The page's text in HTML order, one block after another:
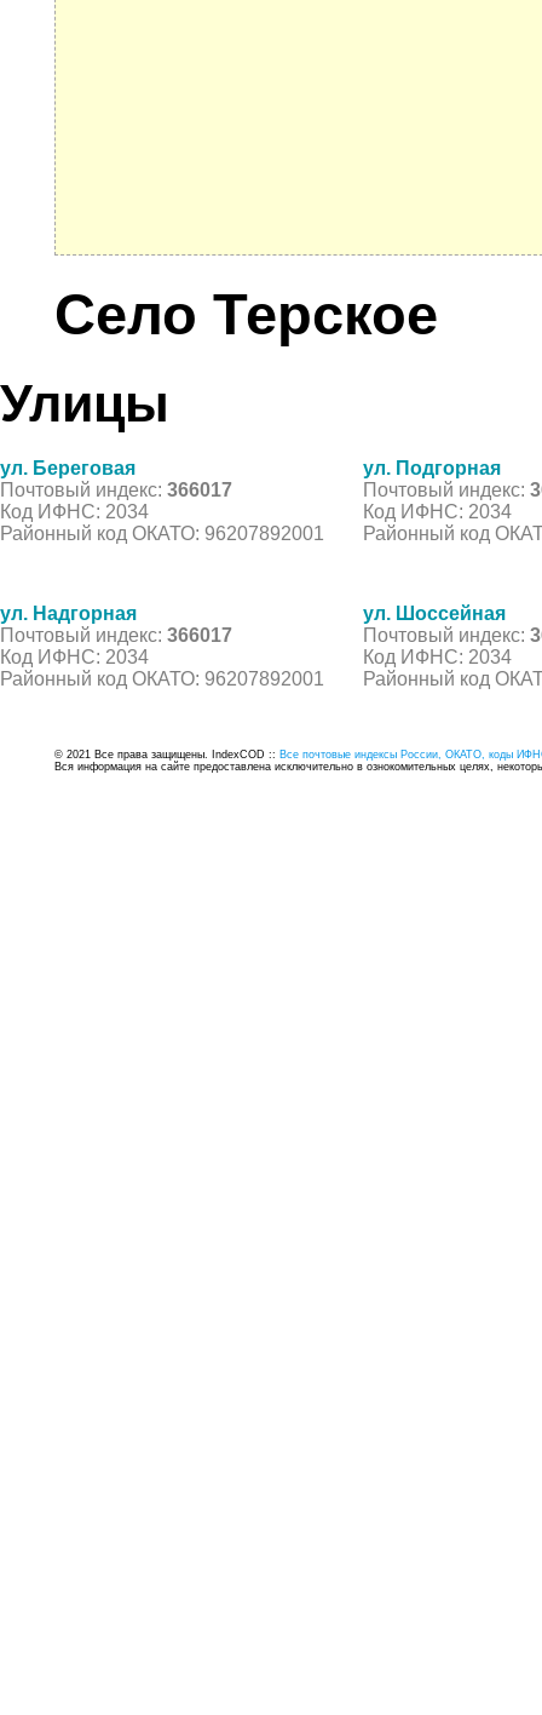
Село Терское
Улицы
ул. Береговая
Почтовый индекс: 366017
Код ИФНС: 2034
Районный код ОКАТО: 96207892001
ул. Подгорная
Почтовый индекс:
Код ИФНС: 2034
Районный код
ул. Надгорная
Почтовый индекс: 366017
Код ИФНС: 2034
Районный код ОКАТО: 96207892001
ул. Шоссейная
Почтовый индекс:
Код ИФНС: 2034
Районный код
© 2021 Все права защищены. IndexCOD :: Все почтовые индексы России, ОКАТО, коды
Вся информация на сайте предоставлена исключительно в ознокомительных целях,